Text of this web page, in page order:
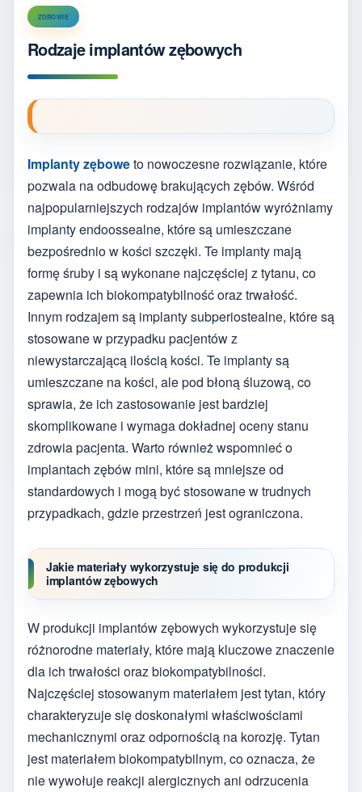
ZDROWIE
Rodzaje implantów zębowych
Implanty zęboweto nowoczesne rozwiązanie, które
pozwala na odbudowę brakujących zębów. Wśród
najpopularniejszych rodzajów implantów wyróżniamy
implanty endoossealne, które są umieszczane
bezpośrednio w kości szczęki. Te implanty mają
formę śruby i są wykonane najczęściej z tytanu, co
zapewnia ich biokompatybilność oraz trwałość.
Innym rodzajem są implanty subperiostealne, które są
stosowane w przypadku pacjentów z
niewystarczającą ilością kości. Te implanty są
umieszczane na kości, ale pod błoną śluzową, co
sprawia, że ich zastosowanie jest bardziej
skomplikowane i wymaga dokładnej oceny stanu
zdrowia pacjenta. Warto również wspomnieć o
implantach zębów mini, które są mniejsze od
standardowych i mogą być stosowane w trudnych
przypadkach, gdzie przestrzeń jest ograniczona.
Jakie materiały wykorzystuje się do produkcji
implantów zębowych
W produkcji implantów zębowych wykorzystuje się
różnorodne materiały, które mają kluczowe znaczenie
dla ich trwałości oraz biokompatybilności.
Najczęściej stosowanym materiałem jest tytan, który
charakteryzuje się doskonałymi właściwościami
mechanicznymi oraz odpornością na korozję. Tytan
jest materiałem biokompatybilnym, co oznacza, że
nie wywołuje reakcji alergicznych ani odrzucenia